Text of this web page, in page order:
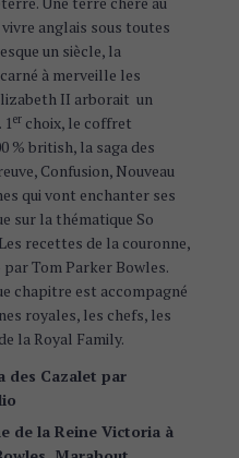
anglais sous toutes
un siècle, la
à merveille les
II arborait un
er choix, le coffret
% british, la saga des
Confusion, Nouveau
qui vont enchanter ses
sur la thématique So
recettes de la couronne,
par Tom Parker Bowles.
chapitre est accompagné
royales, les chefs, les
la Royal Family.
des Cazalet par
de la Reine Victoria à